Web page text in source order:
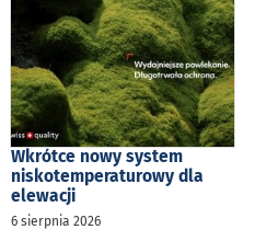
Wkrótce nowy system
niskotemperaturowy dla
elewacji
6 sierpnia 2026